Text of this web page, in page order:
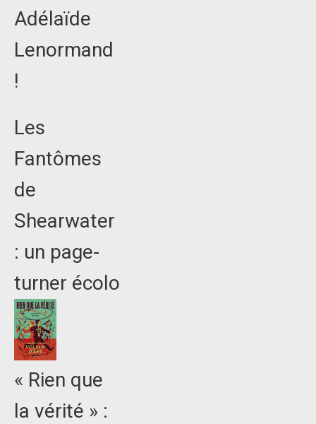
Adélaïde
Lenormand
!
Les
Fantômes
de
Shearwater
: un page-
turner écolo
« Rien que
la vérité » :